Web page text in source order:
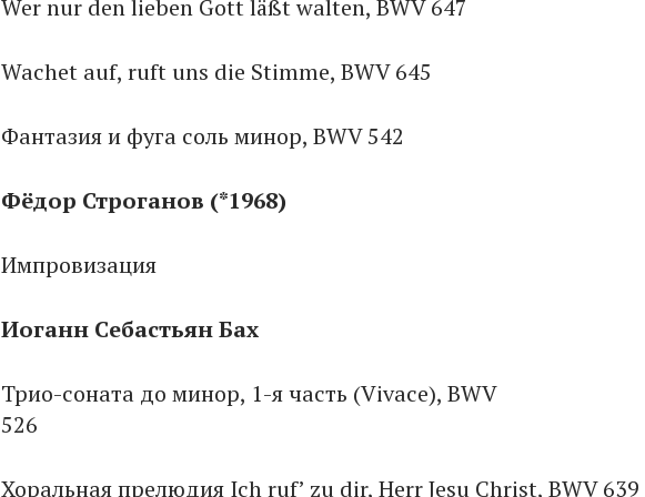
Wer nur den lieben Gott läßt walten, BWV 647
Wachet auf, ruft uns die Stimme, BWV 645
Фантазия и фуга соль минор, BWV 542
Фёдор Строганов (*1968)
Импровизация
Иоганн Себастьян Бах
Трио-соната до минор, 1-я часть (Vivace), BWV
526
Хоральная прелюдия Ich ruf’ zu dir, Herr Jesu Christ, BWV 639